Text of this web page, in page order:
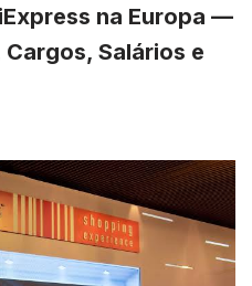
na Europa —
Salários e